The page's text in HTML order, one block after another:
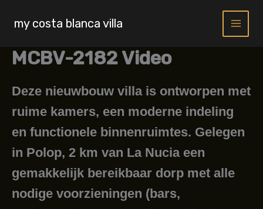
content
my costa blanca villa
MCBV-2182 Video
Deze nieuwbouw villa is ontworpen met
ruime kamers, een moderne indeling
en functionele binnenruimtes. Gelegen
in Polop, 2 km van La Nucia een
gemakkelijk bereikbaar dorp met alle
nodige voorzieningen (bars,